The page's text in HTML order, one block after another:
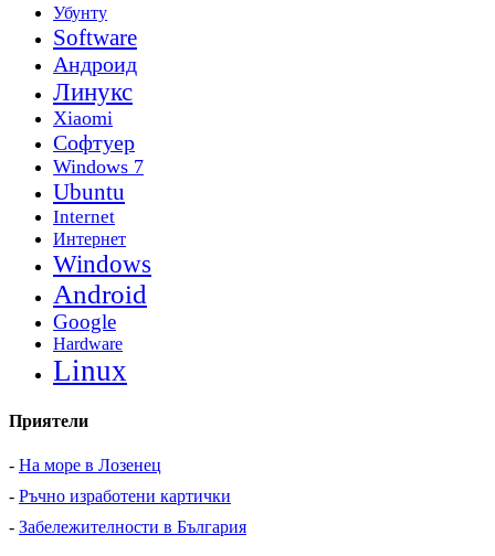
Убунту
Software
Андроид
Линукс
Xiaomi
Софтуер
Windows 7
Ubuntu
Internet
Интернет
Windows
Android
Google
Hardware
Linux
Приятели
- На море в Лозенец
- Ръчно изработени картички
- Забележителности в България